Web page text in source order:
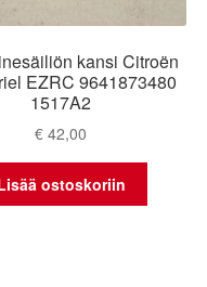
kansi Citroën
EZRC 9641873480
1517A2
€ 42,00
ostoskoriin